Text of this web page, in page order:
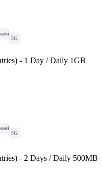
5G
- 1 Day / Daily 1GB
5G
- 2 Days / Daily 500MB